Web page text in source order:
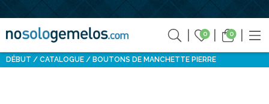
0 0
DÉBUT CATALOGUE BOUTONS DE MANCHETTE PIERRE